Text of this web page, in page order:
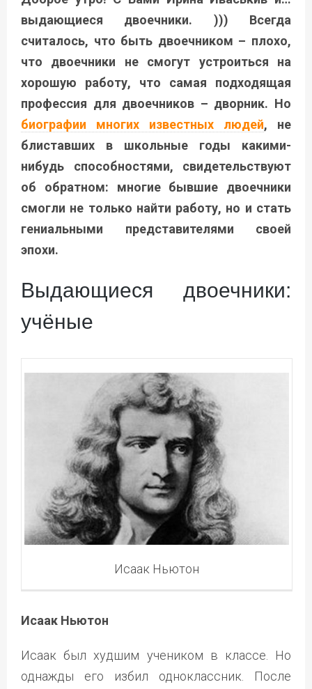
выдающиеся двоечники. ))) Всегда
считалось, что быть двоечником – плохо,
что двоечники не смогут устроиться на
хорошую работу, что самая подходящая
профессия для двоечников – дворник. Но
биографии многих известных людей, не
блиставших в школьные годы какими-
нибудь способностями, свидетельствуют
об обратном: многие бывшие двоечники
смогли не только найти работу, но и стать
гениальными представителями своей
эпохи.
Выдающиеся двоечники:
учёные
Исаак Ньютон
Исаак Ньютон
Исаак был худшим учеником в классе. Но
однажды его избил одноклассник. После